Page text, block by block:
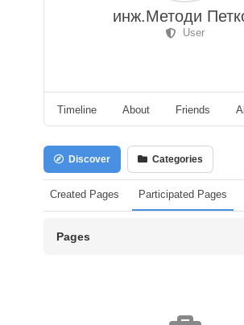
инж.Методи
User
Timeline About Friends
Discover Categories
Created Pages Participated Pages
Pages